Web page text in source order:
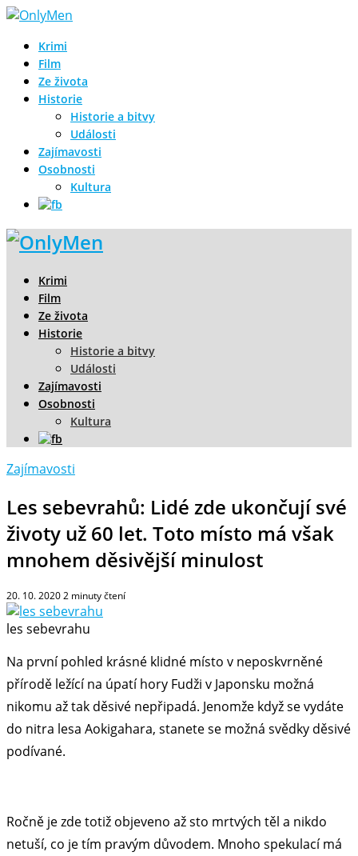
Krimi
Film
Ze života
Historie
Historie a bitvy
Události
Zajímavosti
Osobnosti
Kultura
Krimi
Film
Ze života
Historie
Historie a bitvy
Události
Zajímavosti
Osobnosti
Kultura
Zajímavosti
Les sebevrahů: Lidé zde ukončují své
životy už 60 let. Toto místo má však
mnohem děsivější minulost
20. 10. 20202 minuty čtení
les sebevrahu
Na první pohled krásné klidné místo v neposkvrněné
přírodě ležící na úpatí hory Fudži v Japonsku možná
nikomu až tak děsivé nepřipadá. Jenomže když se vydáte
do nitra lesa Aokigahara, stanete se možná svědky děsivé
podívané.
Ročně je zde totiž objeveno až sto mrtvých těl a nikdo
netuší, co je tím pravým důvodem. Mnoho spekulací má